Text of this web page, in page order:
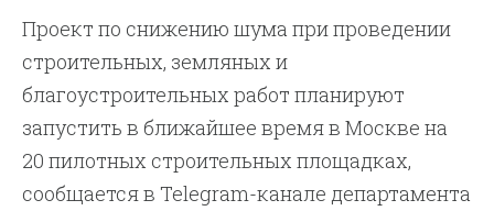
Проект по снижению шума при проведении
строительных, земляных и
благоустроительных работ планируют
запустить в ближайшее время в Москве на
20 пилотных строительных площадках,
сообщается в Telegram-канале департамента